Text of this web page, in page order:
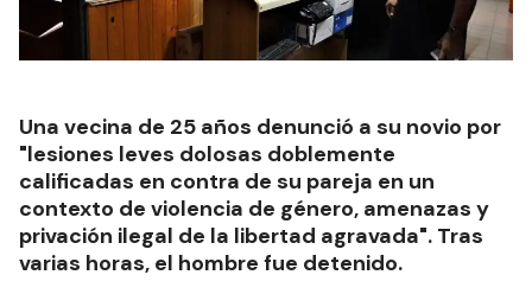
Una vecina de 25 años denunció a su novio por
"lesiones leves dolosas doblemente
calificadas en contra de su pareja en un
contexto de violencia de género, amenazas y
privación ilegal de la libertad agravada". Tras
varias horas, el hombre fue detenido.